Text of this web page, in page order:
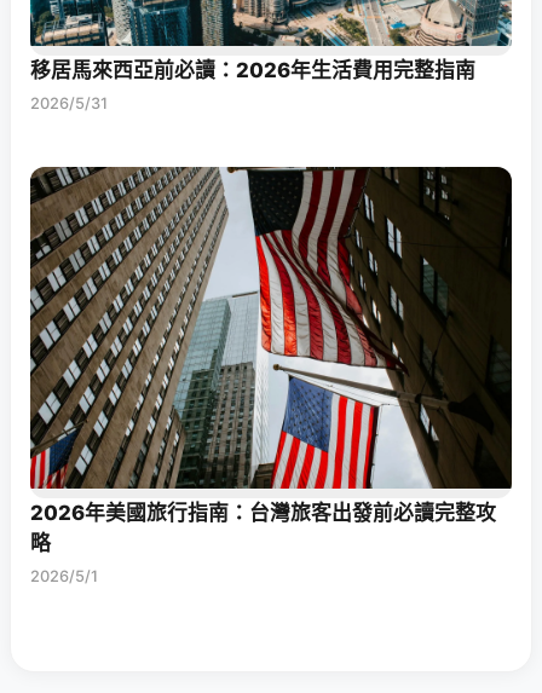
移居馬來西亞前必讀：2026年生活費用完整指南
2026/5/31
2026年美國旅行指南：台灣旅客出發前必讀完整攻
略
2026/5/1